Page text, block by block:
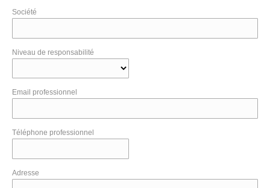
Société
Niveau de responsabilité
Email professionnel
Téléphone professionnel
Adresse